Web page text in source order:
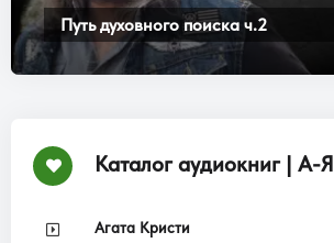
Путь духовного поиска ч.2
Каталог аудиокниг | А-Я
Агата Кристи